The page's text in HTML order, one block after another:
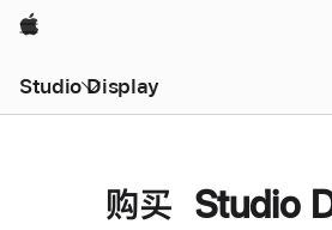
Apple
Studio Display
购买 Studio